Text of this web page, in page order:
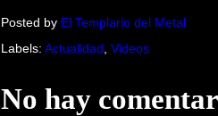
Posted by El Templario del Metal
Labels: Actualidad Videos
No hay